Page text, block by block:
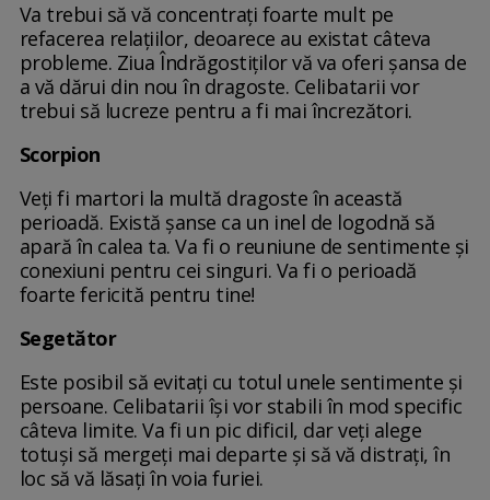
Va trebui să vă concentrați foarte mult pe
refacerea relațiilor, deoarece au existat câteva
probleme. Ziua Îndrăgostiților vă va oferi șansa de
a vă dărui din nou în dragoste. Celibatarii vor
trebui să lucreze pentru a fi mai încrezători.
Scorpion
Veți fi martori la multă dragoste în această
perioadă. Există șanse ca un inel de logodnă să
apară în calea ta. Va fi o reuniune de sentimente și
conexiuni pentru cei singuri. Va fi o perioadă
foarte fericită pentru tine!
Segetător
Este posibil să evitați cu totul unele sentimente și
persoane. Celibatarii își vor stabili în mod specific
câteva limite. Va fi un pic dificil, dar veți alege
totuși să mergeți mai departe și să vă distrați, în
loc să vă lăsați în voia furiei.